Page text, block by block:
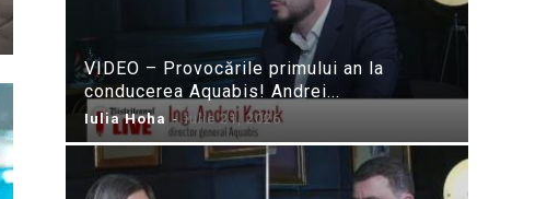
VIDEO – Provocările primului an la
conducerea Aquabis! Andrei...
Iulia Hoha - iulie 21, 2026